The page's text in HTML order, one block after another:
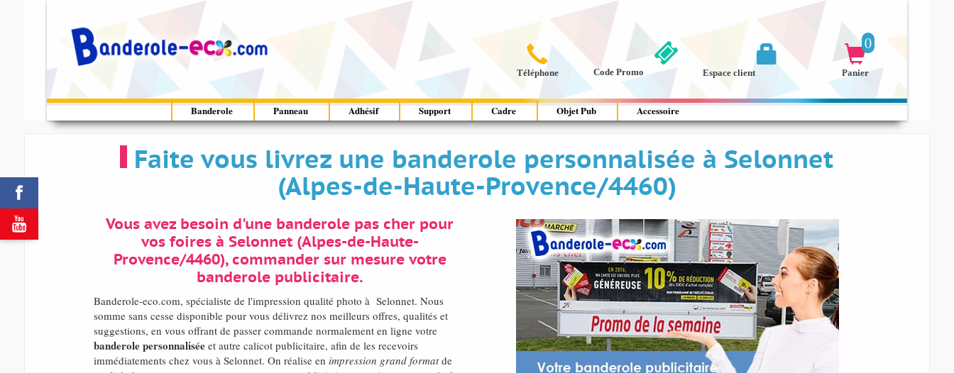



Téléphone
0

Panier

Espace client
Code Promo
Banderole Panneau Adhésif Support Cadre Objet Pub Accessoire
Faite vous livrez une banderole personnalisée à Selonnet
(Alpes-de-Haute-Provence/4460)
Vous avez besoin d'une banderole pas cher pour
vos foires à Selonnet (Alpes-de-Haute-
Provence/4460), commander sur mesure votre
banderole publicitaire.
Banderole-eco.com, spécialiste de l'impression qualité photo à Selonnet. Nous
somme sans cesse disponible pour vous délivrez nos meilleurs offres, qualités et
suggestions, en vous offrant de passer commande normalement en ligne votre
banderole personnaliséeet autre calicot publicitaire, afin de les recevoirs
immédiatements chez vous à Selonnet. On réalise en impression grand formatde